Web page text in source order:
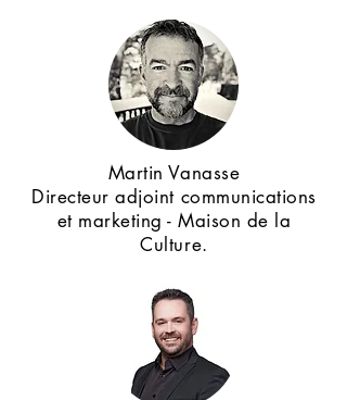
Martin Vanasse
Directeur adjoint communications
et marketing - Maison de la
Culture.